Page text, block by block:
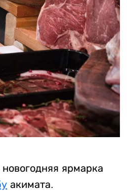
ярмарка
акимата.